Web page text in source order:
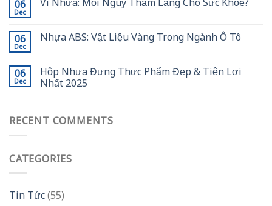
06
Dec
06
Dec
Nhựa ABS: Vật Liệu Vàng Trong Ngành Ô Tô
06
Dec
Hộp Nhựa Đựng Thực Phẩm Đẹp & Tiện Lợi
Nhất 2025
RECENT COMMENTS
CATEGORIES
Tin Tức(55)